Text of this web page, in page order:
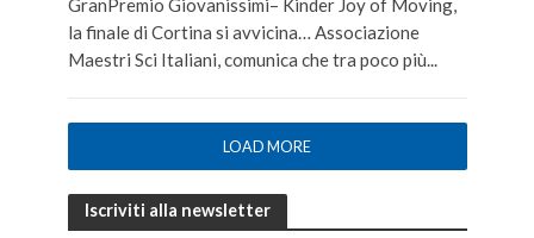
GranPremio Giovanissimi– Kinder Joy of Moving,
la finale di Cortina si avvicina… Associazione
Maestri Sci Italiani, comunica che tra poco più...
LOAD MORE
Iscriviti alla newsletter